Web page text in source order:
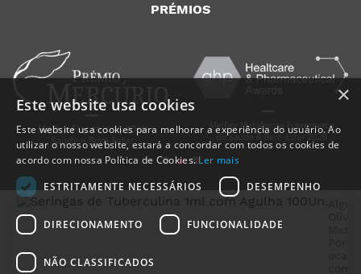
PRÉMIOS
MedicalShop - Saúde e Bem-Estar
×
Este website usa cookies
Este website usa cookies para melhorar a experiência do usuário. Ao
utilizar o nosso website, estará a concordar com todos os cookies de
acordo com nossa Política de Cookies. Ler mais
ESTRITAMENTE NECESSÁRIOS
DESEMPENHO
DIRECIONAMENTO FUNCIONALIDADE
NÃO CLASSIFICADOS